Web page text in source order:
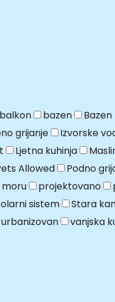
balkon bazen
grijanje Izvorske
Ljetna kuhinja
Allowed Podno
moru projektovano
sistem Stara
urbanizovan vanjska